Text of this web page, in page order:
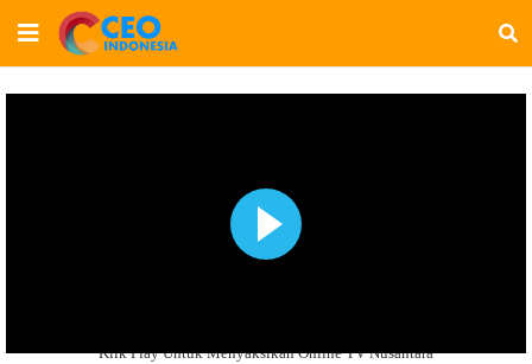
Klik Play Untuk Menyaksikan Online TV Nusantara